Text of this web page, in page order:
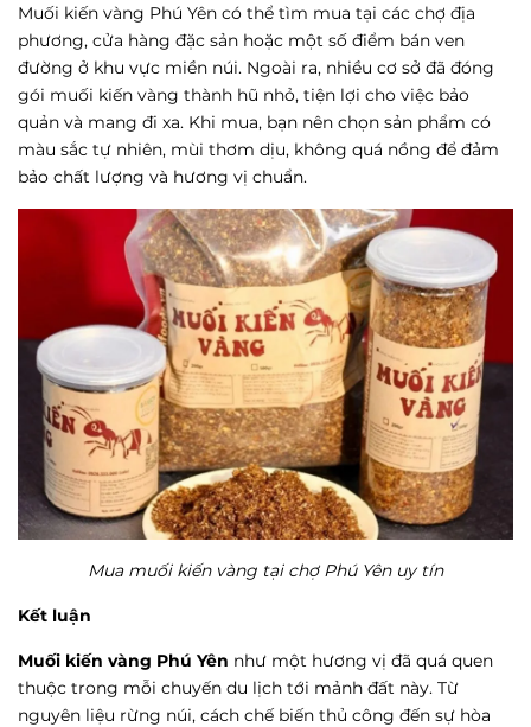
Muối kiến vàng Phú Yên có thể tìm mua tại các chợ địa
phương, cửa hàng đặc sản hoặc một số điểm bán ven
đường ở khu vực miền núi. Ngoài ra, nhiều cơ sở đã đóng
gói muối kiến vàng thành hũ nhỏ, tiện lợi cho việc bảo
quản và mang đi xa. Khi mua, bạn nên chọn sản phẩm có
màu sắc tự nhiên, mùi thơm dịu, không quá nồng để đảm
bảo chất lượng và hương vị chuẩn.
Mua muối kiến vàng tại chợ Phú Yên uy tín
Kết luận
Muối kiến vàng Phú Yên như một hương vị đã quá quen
thuộc trong mỗi chuyến du lịch tới mảnh đất này. Từ
nguyên liệu rừng núi, cách chế biến thủ công đến sự hòa